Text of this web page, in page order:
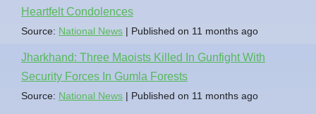
Heartfelt Condolences
Source: National News Published on 11 months ago
Jharkhand: Three Maoists Killed In Gunfight With
Security Forces In Gumla Forests
Source: National News Published on 11 months ago